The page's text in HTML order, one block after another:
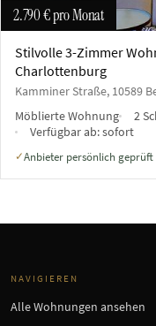
2.790 €pro Monat
Stilvolle 3-Zimmer
Charlottenburg
Kamminer Straße, 10589
Möblierte Wohnung
2
Verfügbar ab:sofort
✓Anbieter persönlich geprüft
NAVIGIEREN
Alle Wohnungen ansehen